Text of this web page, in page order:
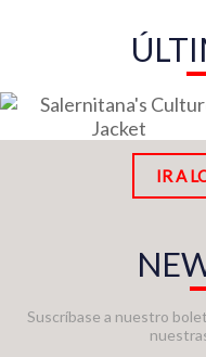
IR A
Suscríbase a nuestro